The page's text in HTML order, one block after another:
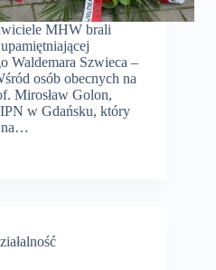
MHW brali
Waldemara Szwieca –
osób obecnych na
Mirosław Golon,
IPN w Gdańsku, który
na…